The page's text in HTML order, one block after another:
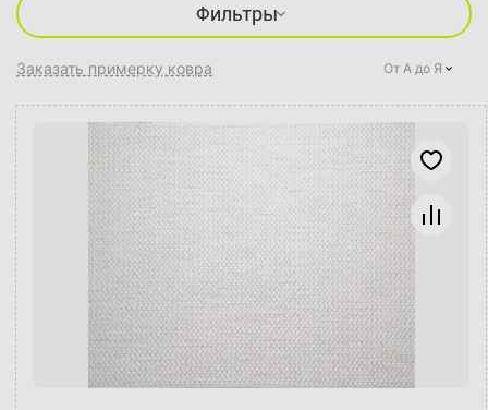
Фильтры
Заказать примерку ковра От А до Я